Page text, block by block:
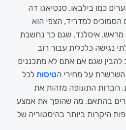
כמו בילבאו, סנטיאגו דה
הסמוכים למדריד, הצפי הוא
100% חודשים מראש. איסלנד, שגם כך נחשבת
נגישה כלכלית עבור רוב
להבין שגם אם אתם לא מתכננים
השרשרת על מחירי הטיסות לכל
חברות התעופה מזהות את
בהתאם, מה שהופך את אמצע
התקופות היקרות ביותר בהיסטוריה של